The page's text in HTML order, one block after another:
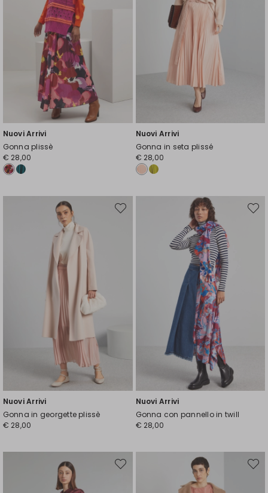
Nuovi Arrivi
Gonna plissè
€ 28,00
Nuovi Arrivi
Gonna in seta plissé
€ 28,00
Nuovi Arrivi
Gonna in georgette plissè
€ 28,00
Sposta
Nuovi Arrivi
Gonna con pannello in twill
€ 28,00
Sposta